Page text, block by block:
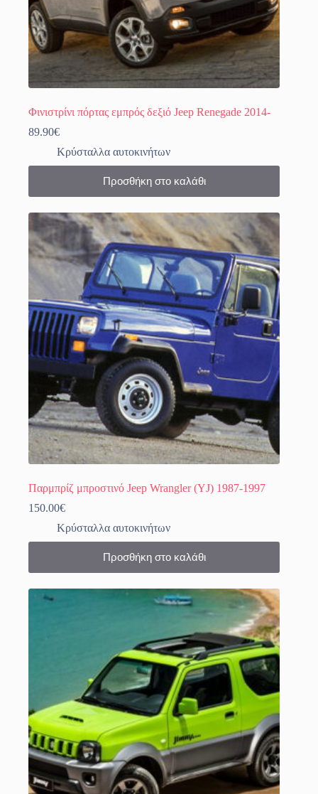
Φινιστρίνι πόρτας εμπρός δεξιό Jeep Renegade 2014-
89.90€
Κρύσταλλα αυτοκινήτων
Προσθήκη στο καλάθι
Παρμπρίζ μπροστινό Jeep Wrangler (YJ) 1987-1997
150.00€
Κρύσταλλα αυτοκινήτων
Προσθήκη στο καλάθι